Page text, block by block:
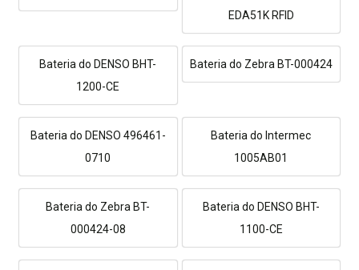
EDA51K RFID
Bateria do DENSO BHT-
1200-CE
Bateria do Zebra BT-000424
Bateria do DENSO 496461-
0710
Bateria do Intermec
1005AB01
Bateria do Zebra BT-
000424-08
Bateria do DENSO BHT-
1100-CE